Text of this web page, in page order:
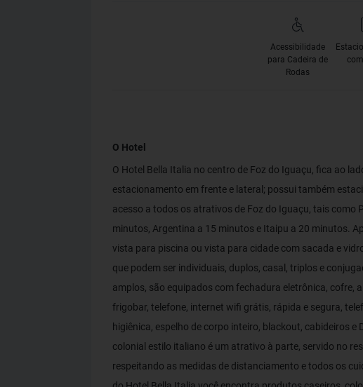
Acessibilidade
para Cadeira de
Rodas
O Hotel
O Hotel Bella Italia no centro de Foz do Iguaçu, fica ao
estacionamento em frente e lateral; possui também
acesso a todos os atrativos de Foz do Iguaçu, tais
minutos, Argentina a 15 minutos e Itaipu a 20 minutos.
vista para piscina ou vista para cidade com sacada e
que podem ser individuais, duplos, casal, triplos e
amplos, são equipados com fechadura eletrônica, cofre,
frigobar, telefone, internet wifi grátis, rápida e segura,
higiênica, espelho de corpo inteiro, blackout, cabideiros
colonial estilo italiano é um atrativo à parte, servido no
respeitando as medidas de distanciamento e todos os